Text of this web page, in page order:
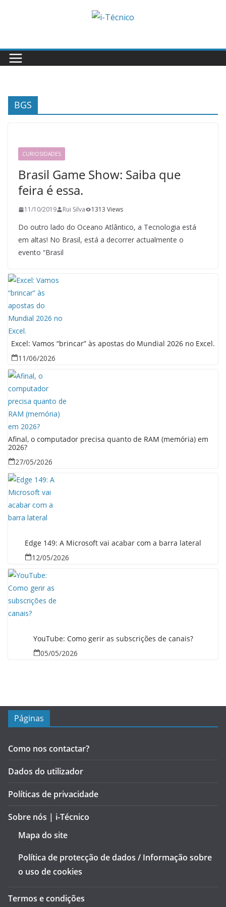
BGS
CURIOSIDADES
Brasil Game Show: Saiba que
feira é essa.
11/10/2019 Rui Silva 1313 Views
Do outro lado do Oceano Atlântico, a Tecnologia está
em altas! No Brasil, está a decorrer actualmente o
evento “Brasil
Excel: Vamos “brincar” às apostas do Mundial 2026 no Excel.
11/06/2026
Afinal, o computador precisa quanto de RAM (memória) em
2026?
27/05/2026
Edge 149: A Microsoft vai acabar com a barra lateral
12/05/2026
YouTube: Como gerir as subscrições de canais?
05/05/2026
Páginas
Como nos contactar?
Dados do utilizador
Políticas de privacidade
Sobre nós | i-Técnico
Mapa do site
Política de protecção de dados / Informação sobre
o uso de cookies
Termos e condições